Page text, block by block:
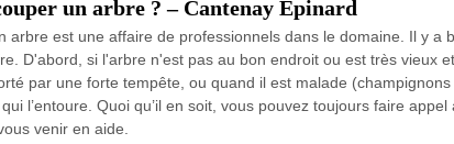
un arbre ? – Cantenay Epinard
arbre est une affaire de professionnels dans le domaine. Il y a
D'abord, si l'arbre n'est pas au bon endroit ou est très vieux
par une forte tempête, ou quand il est malade
l’entoure. Quoi qu’il en soit, vous pouvez toujours faire
venir en aide.